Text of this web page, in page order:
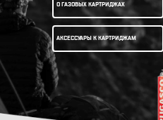
О ГАЗОВЫХ КАРТРИДЖАХ
АКСЕССУАРЫ К КАРТРИДЖАМ